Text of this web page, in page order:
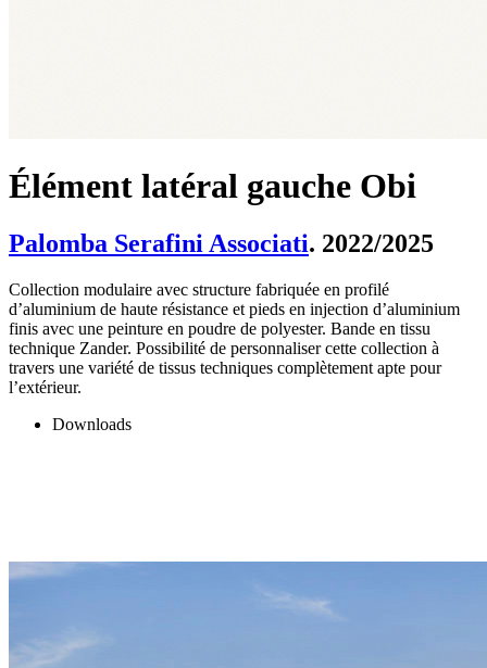
Élément latéral gauche Obi
Palomba Serafini Associati. 2022/2025
Collection modulaire avec structure fabriquée en profilé
d’aluminium de haute résistance et pieds en injection d’aluminium
finis avec une peinture en poudre de polyester. Bande en tissu
technique Zander. Possibilité de personnaliser cette collection à
travers une variété de tissus techniques complètement apte pour
l’extérieur.
Downloads